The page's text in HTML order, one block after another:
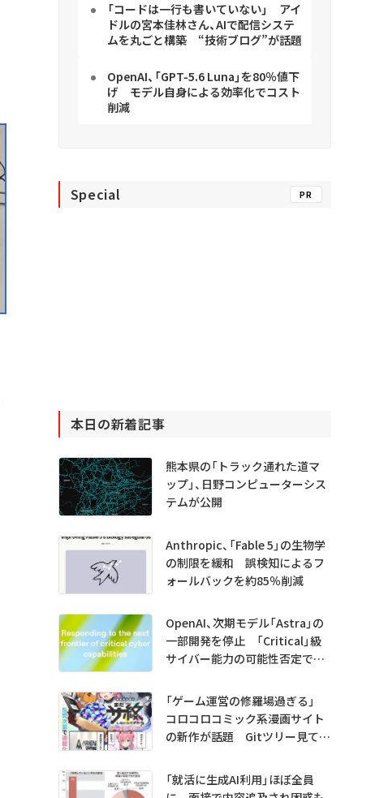
「コードは一行も書いていない」 アイ
ドルの宮本佳林さん、AIで配信システ
ムを丸ごと構築 “技術ブログ”が話題
OpenAI、「GPT-5.6 Luna」を80％値下
げ モデル自身による効率化でコスト
削減
Special PR
本日の新着記事
熊本県の「トラック通れた道マ
ップ」、日野コンピューターシス
テムが公開
Anthropic、「Fable 5」の生物学
の制限を緩和 誤検知によるフ
ォールバックを約85％削減
OpenAI、次期モデル「Astra」の
一部開発を停止 「Critical」級
サイバー能力の可能性否定でき
「ゲーム運営の修羅場過ぎる」
コロコロコミック系漫画サイト
の新作が話題 Gitツリー見てガ
「就活に生成AI利用」ほぼ全員